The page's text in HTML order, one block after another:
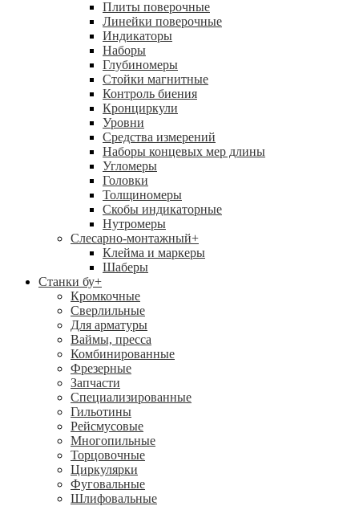
Плиты поверочные
Линейки поверочные
Индикаторы
Наборы
Глубиномеры
Стойки магнитные
Контроль биения
Кронциркули
Уровни
Средства измерений
Наборы концевых мер длины
Угломеры
Головки
Толщиномеры
Скобы индикаторные
Нутромеры
Слесарно-монтажный+
Клейма и маркеры
Шаберы
Станки бу+
Кромкочные
Сверлильные
Для арматуры
Ваймы, пресса
Комбинированные
Фрезерные
Запчасти
Специализированные
Гильотины
Рейсмусовые
Многопильные
Торцовочные
Циркулярки
Фуговальные
Шлифовальные